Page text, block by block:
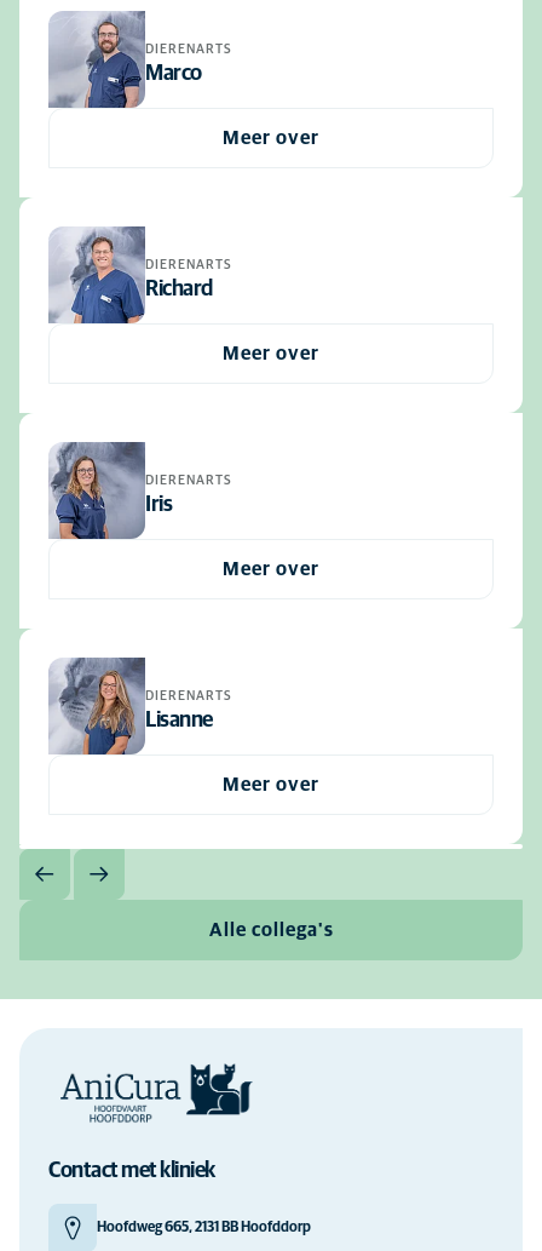
DIERENARTS
Marco
Meer over
DIERENARTS
Richard
Meer over
DIERENARTS
Iris
Meer over
DIERENARTS
Lisanne
Meer over
Alle collega's
Contact met kliniek
Hoofdweg 665, 2131 BB Hoofddorp